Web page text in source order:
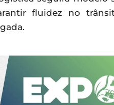
fluidez no